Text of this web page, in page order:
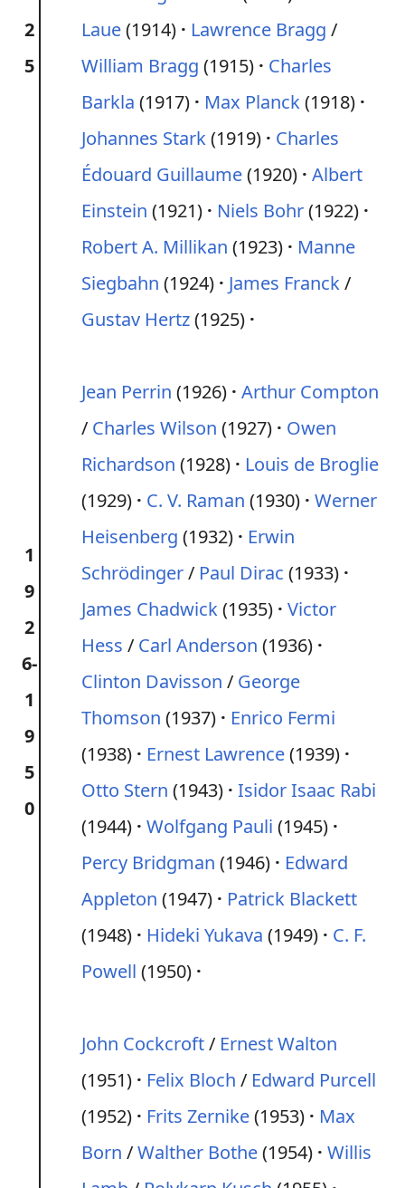
2
5
Laue(1914) Lawrence Bragg /
William Bragg (1915)
Charles
Barkla (1917) Max Planck(1918)
Johannes Stark(1919)
Charles
Édouard Guillaume(1920) Albert
Einstein (1921) Niels Bohr(1922)
Robert A. Millikan (1923)
Manne
Siegbahn (1924) James Franck/
Gustav Hertz(1925)
1
9
2
6-
1
9
5
0
Jean Perrin (1926) Arthur Compton
/ Charles Wilson (1927)
Owen
Richardson (1928)
Louis de Broglie
(1929)
C. V. Raman (1930) Werner
Heisenberg (1932)
Erwin
Schrödinger/ Paul Dirac (1933)
James Chadwick(1935) Victor
Hess / Carl Anderson (1936)
Clinton Davisson / George
Thomson (1937)
Enrico Fermi
(1938)
Ernest Lawrence(1939)
Otto Stern (1943) Isidor Isaac Rabi
(1944) Wolfgang Pauli (1945)
Percy Bridgman (1946)
Edward
Appleton (1947)
Patrick Blackett
(1948)
Hideki Yukava (1949)
C. F.
Powell (1950)
John Cockcroft/ Ernest Walton
(1951)
Felix Bloch / Edward Purcell
(1952)
Frits Zernike(1953)
Max
Born /Walther Bothe(1954) Willis